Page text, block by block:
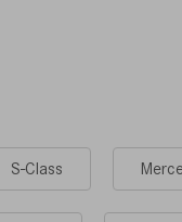
S-Class